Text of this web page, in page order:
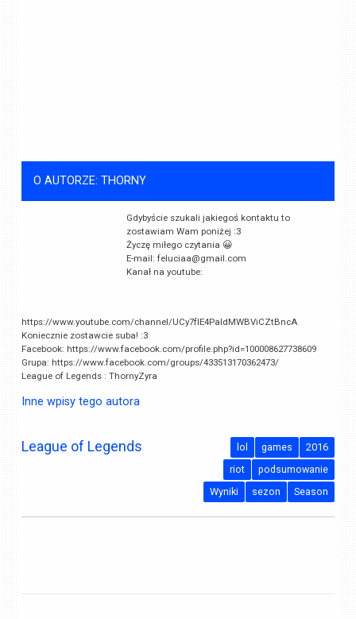
O AUTORZE: THORNY
Gdybyście szukali jakiegoś kontaktu to
zostawiam Wam poniżej :3
Życzę miłego czytania 😀
E-mail: feluciaa@gmail.com
Kanał na youtube:
https://www.youtube.com/channel/UCy7fIE4PaIdMWBViCZtBncA
Koniecznie zostawcie suba! :3
Facebook: https://www.facebook.com/profile.php?id=100008627738609
Grupa: https://www.facebook.com/groups/433513170362473/
League of Legends : ThornyZyra
Inne wpisy tego autora
League of Legends 2016
games
lol
podsumowanie
riot
Season
sezon
Wyniki